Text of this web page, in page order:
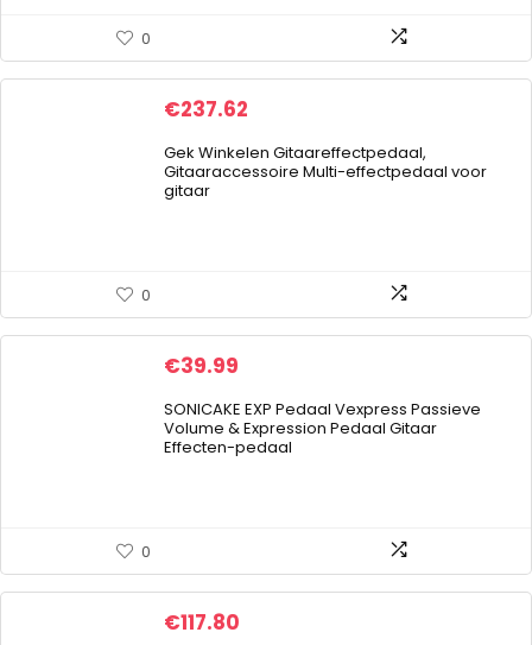
0
€237.62
Gek Winkelen Gitaareffectpedaal,
Gitaaraccessoire Multi-effectpedaal voor
gitaar
0
€39.99
SONICAKE EXP Pedaal Vexpress Passieve
Volume & Expression Pedaal Gitaar
Effecten-pedaal
0
€117.80